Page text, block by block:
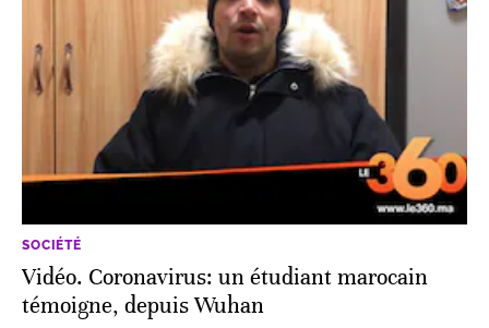
SOCIÉTÉ
Vidéo. Coronavirus: un étudiant marocain
témoigne, depuis Wuhan